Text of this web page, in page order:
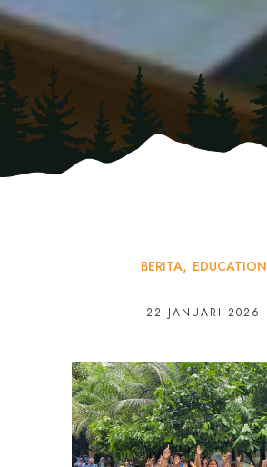
BERITA EDUCATION
22 JANUARI 2026